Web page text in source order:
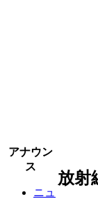
アナウン
ス
ニュ
放射